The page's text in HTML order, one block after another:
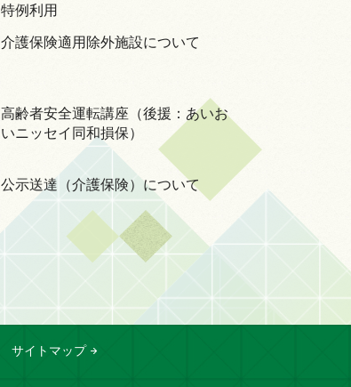
特例利用
介護保険適用除外施設について
高齢者安全運転講座（後援：あいお
いニッセイ同和損保）
公示送達（介護保険）について
サイトマップ